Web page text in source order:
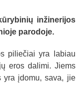
inžinerijos
parodoje.
piliečiai yra labiau
eros dalimi. Jiems
yra įdomu, sava, jie